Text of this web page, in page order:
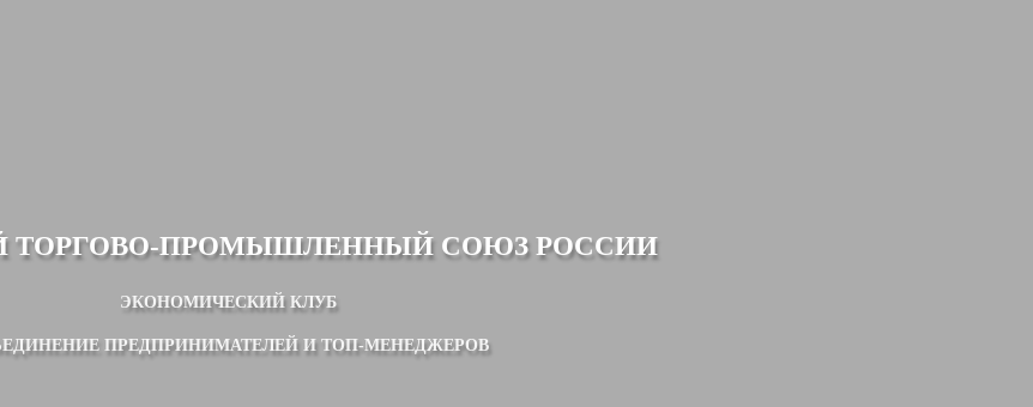
ТОРГОВО-ПРОМЫШЛЕННЫЙ СОЮЗ РОССИИ
ЭКОНОМИЧЕСКИЙ КЛУБ
ПРЕДПРИНИМАТЕЛЕЙ И ТОП-МЕНЕДЖЕРОВ